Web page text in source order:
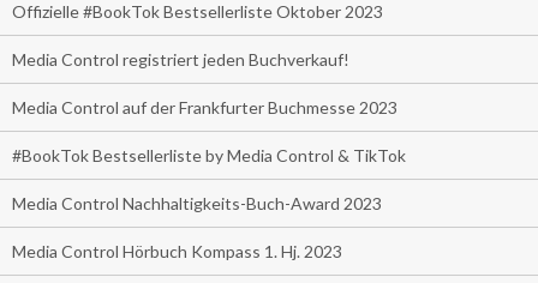
Offizielle #BookTok Bestsellerliste Oktober 2023
Media Control registriert jeden Buchverkauf!
Media Control auf der Frankfurter Buchmesse 2023
#BookTok Bestsellerliste by Media Control & TikTok
Media Control Nachhaltigkeits-Buch-Award 2023
Media Control Hörbuch Kompass 1. Hj. 2023